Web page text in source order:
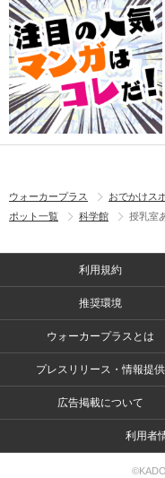
ウォーカープラス おでかけス
ポット一覧
科学館 授乳室
利用規約
推奨環境
ウォーカープラスとは
プレスリリース・情報提供
広告掲載について
利用者